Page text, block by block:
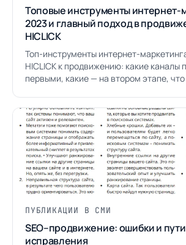
Топовые инструменты интернет-
2023 и главный подход в
HICLICK
Топ-инструменты интернет-
HICLICK к продвижению: какие каналы
первыми, какие — на втором этапе,
ПУБЛИКАЦИИ В СМИ
SEO–продвижение: ошибки и пути
исправления